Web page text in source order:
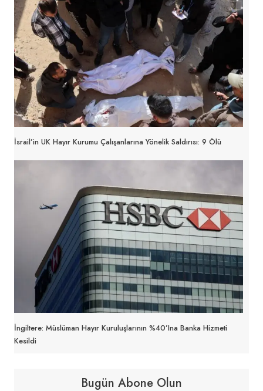
İsrail’in UK Hayır Kurumu Çalışanlarına Yönelik Saldırısı: 9 Ölü
İngiltere: Müslüman Hayır Kuruluşlarının %40’ına Banka Hizmeti
Kesildi
Bugün Abone Olun